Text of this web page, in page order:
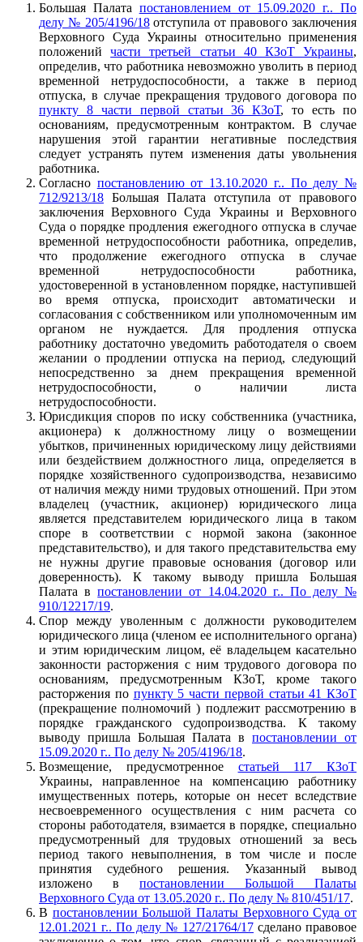
Большая Палата постановлением от 15.09.2020 г.. По
делу № 205/4196/18отступила от правового заключения
Верховного Суда Украины относительно применения
положенийчасти третьей статьи 40 КЗоТ Украины,
определив, что работника невозможно уволить в период
временной нетрудоспособности, а также в период
отпуска, в случае прекращения трудового договора по
пункту 8 части первой статьи 36 КЗоТ, то есть по
основаниям, предусмотренным контрактом. В случае
нарушения этой гарантии негативные последствия
следует устранять путем изменения даты увольнения
работника.
Согласно постановлению от 13.10.2020 г.. По делу №
712/9213/18 Большая Палата отступила от правового
заключения Верховного Суда Украины и Верховного
Суда о порядке продления ежегодного отпуска в случае
временной нетрудоспособности работника, определив,
что продолжение ежегодного отпуска в случае
временной нетрудоспособности работника,
удостоверенной в установленном порядке, наступившей
во время отпуска, происходит автоматически и
согласования с собственником или уполномоченным им
органом не нуждается. Для продления отпуска
работнику достаточно уведомить работодателя о своем
желании о продлении отпуска на период, следующий
непосредственно за днем ​​прекращения временной
нетрудоспособности, о наличии листа
нетрудоспособности.
Юрисдикция споров по иску собственника (участника,
акционера) к должностному лицу о возмещении
убытков, причиненных юридическому лицу действиями
или бездействием должностного лица, определяется в
порядке хозяйственного судопроизводства, независимо
от наличия между ними трудовых отношений. При этом
владелец (участник, акционер) юридического лица
является представителем юридического лица в таком
споре в соответствии с нормой закона (законное
представительство), и для такого представительства ему
не нужны другие правовые основания (договор или
доверенность). К такому выводу пришла Большая
Палата впостановлении от 14.04.2020 г.. По делу №
910/12217/19.
Спор между уволенным с должности руководителем
юридического лица (членом ее исполнительного органа)
и этим юридическим лицом, её владельцем касательно
законности расторжения с ним трудового договора по
основаниям, предусмотренным КЗоТ, кроме такого
расторжения по пункту 5 части первой статьи 41 КЗоТ
(прекращение полномочий ) подлежит рассмотрению в
порядке гражданского судопроизводства. К такому
выводу пришла Большая Палата в постановлении от
15.09.2020 г.. По делу № 205/4196/18.
Возмещение, предусмотренное статьей 117 КЗоТ
Украины, направленное на компенсацию работнику
имущественных потерь, которые он несет вследствие
несвоевременного осуществления с ним расчета со
стороны работодателя, взимается в порядке, специально
предусмотренный для трудовых отношений за весь
период такого невыполнения, в том числе и после
принятия судебного решения. Указанный вывод
изложено в постановлении Большой Палаты
Верховного Суда от 13.05.2020 г.. По делу № 810/451/17.
В постановлении Большой Палаты Верховного Суда от
12.01.2021 г.. По делу № 127/21764/17 сделано правовое